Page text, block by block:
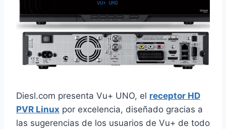
Diesl.com presenta Vu+ UNO, el receptor HD
PVR Linux por excelencia, diseñado gracias a
las sugerencias de los usuarios de Vu+ de todo